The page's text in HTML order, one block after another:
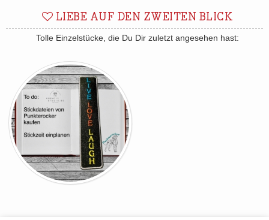
LIEBE AUF DEN ZWEITEN BLICK
Tolle Einzelstücke, die Du Dir zuletzt angesehen hast: